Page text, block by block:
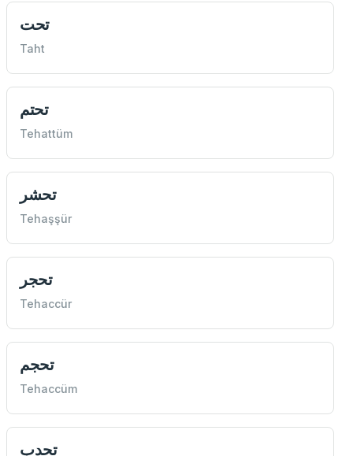
تحت
Taht
تحتم
Tehattüm
تحشر
Tehaşşür
تحجر
Tehaccür
تحجم
Tehaccüm
تحدب